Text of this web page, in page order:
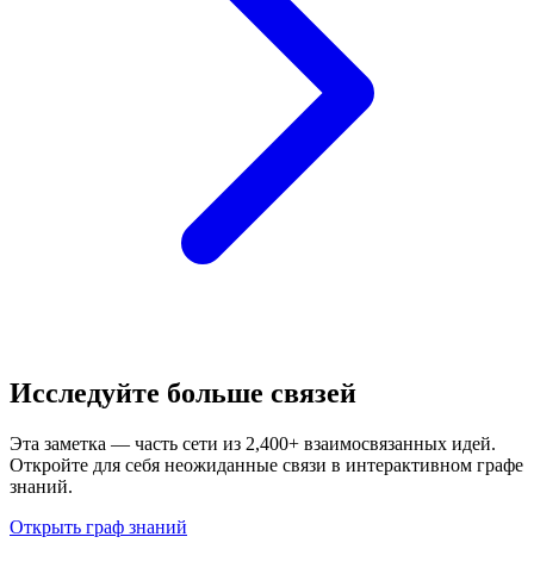
Исследуйте больше связей
Эта заметка — часть сети из 2,400+ взаимосвязанных идей.
Откройте для себя неожиданные связи в интерактивном графе
знаний.
Открыть граф знаний